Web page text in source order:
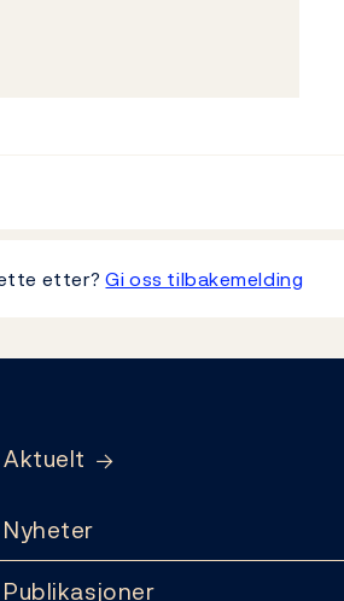
etter?Gi oss tilbakemelding
Aktuelt
Nyheter
Publikasjoner